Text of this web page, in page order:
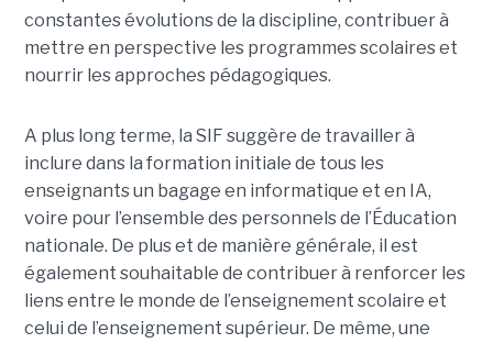
constantes évolutions de la discipline, contribuer à
mettre en perspective les programmes scolaires et
nourrir les approches pédagogiques.
A plus long terme, la SIF suggère de travailler à
inclure dans la formation initiale de tous les
enseignants un bagage en informatique et en IA,
voire pour l’ensemble des personnels de l’Éducation
nationale. De plus et de manière générale, il est
également souhaitable de contribuer à renforcer les
liens entre le monde de l’enseignement scolaire et
celui de l’enseignement supérieur. De même, une